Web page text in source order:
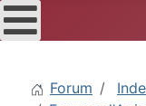
Forum